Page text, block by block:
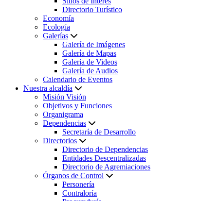
Directorio Turístico
Economía
Ecología
Galerías
Galería de Imágenes
Galería de Mapas
Galería de Videos
Galería de Audios
Calendario de Eventos
Nuestra alcaldía
Misión Visión
Objetivos y Funciones
Organigrama
Dependencias
Secretaría de Desarrollo
Directorios
Directorio de Dependencias
Entidades Descentralizadas
Directorio de Agremiaciones
Órganos de Control
Personería
Contraloría